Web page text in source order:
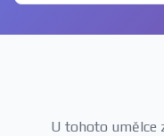
U tohoto umělce